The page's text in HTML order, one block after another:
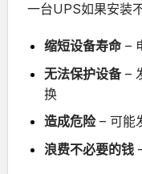
一台UPS如果安装
缩短设备寿命–
无法保护设备–
换
造成危险– 可能
浪费不必要的钱